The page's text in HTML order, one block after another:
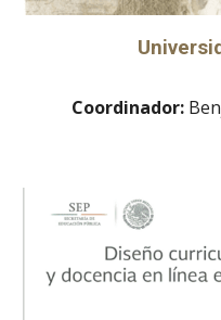
Coordinador: